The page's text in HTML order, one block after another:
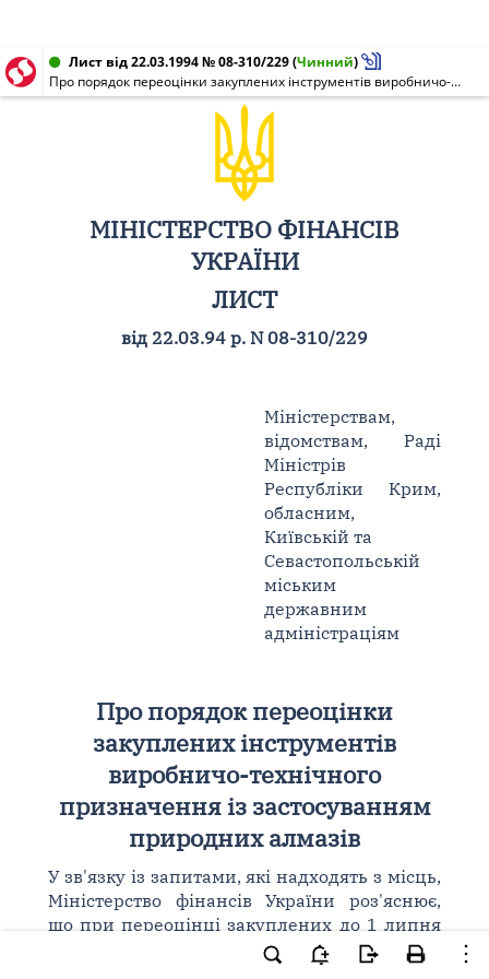
Лист від 22.03.1994 № 08-310/229(Чинний)
Про порядок переоцінки закуплених інструментів виробничо-технічного призначення із застосуванням природних алмазів
МІНІСТЕРСТВО ФІНАНСІВ
УКРАЇНИ
ЛИСТ
від 22.03.94 р. N 08-310/229
Міністерствам,
відомствам, Раді
Міністрів
Республіки Крим,
обласним,
Київській та
Севастопольській
міським
державним
адміністраціям
Про порядок переоцінки
закуплених інструментів
виробничо-технічного
призначення із застосуванням
природних алмазів
У зв'язку із запитами, які надходять з місць,
Міністерство фінансів України роз'яснює,
що при переоцінці закуплених до 1 липня
1993 року інструментів виробничо-